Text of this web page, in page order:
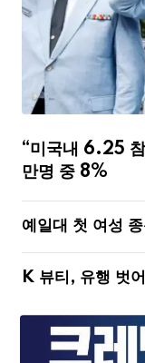
“미국내 6.25
만명 중 8%
예일대 첫 여성
K 뷰티, 유행 벗